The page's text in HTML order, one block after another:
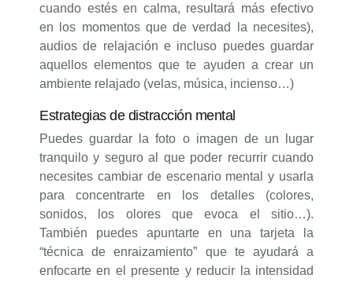
cuando estés en calma, resultará más efectivo
en los momentos que de verdad la necesites),
audios de relajación e incluso puedes guardar
aquellos elementos que te ayuden a crear un
ambiente relajado (velas, música, incienso…)
Estrategias de distracción mental
Puedes guardar la foto o imagen de un lugar
tranquilo y seguro al que poder recurrir cuando
necesites cambiar de escenario mental y usarla
para concentrarte en los detalles (colores,
sonidos, los olores que evoca el sitio…).
También puedes apuntarte en una tarjeta la
“técnica de enraizamiento” que te ayudará a
enfocarte en el presente y reducir la intensidad